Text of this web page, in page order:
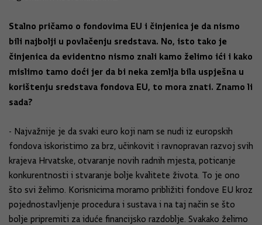
Stalno pričamo o fondovima EU i činjenica je da nismo
bili najbolji u povlačenju sredstava. No, isto tako je
činjenica da evidentno nismo znali kamo želimo ići i kako
mislimo tamo doći jer da bi neka zemlja bila uspješna u
korištenju sredstava fondova EU, to mora znati. Znamo li
sada?
- Najvažnije je da svaki euro koji nam se nudi iz europskih
fondova iskoristimo za brz, učinkovit i ravnopravan razvoj svih
krajeva Hrvatske, otvaranje novih radnih mjesta, poticanje
konkurentnosti i stvaranje bolje kvalitete života. To je ono
što svi želimo. Korisnicima moramo približiti fondove EU kroz
pojednostavljenje procedura i sustava i na taj način se što
bolje pripremiti za iduće financijsko razdoblje. Svakako želimo